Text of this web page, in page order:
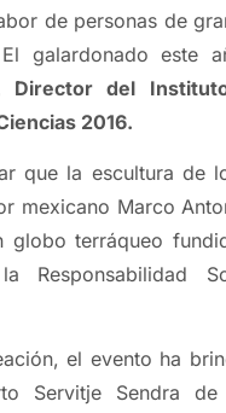
de personas de
galardonado este
Director del
2016.
que la escultura de
mexicano Marco
globo terráqueo
Responsabilidad
el evento ha
Servitje Sendra